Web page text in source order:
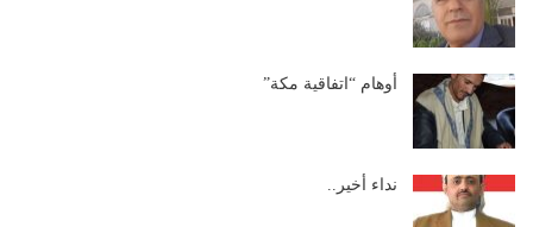
أوهام “اتفاقية مكة”
نداء أخير..